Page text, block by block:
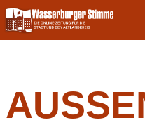
Skip
to
content